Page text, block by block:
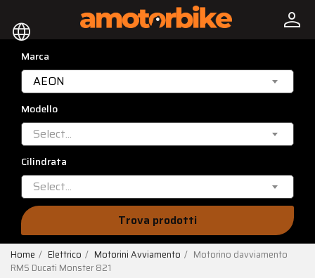
language person
Marca
AEON
Modello
Select...
Cilindrata
Select...
Trova prodotti
Home Elettrico Motorini Avviamento
Motorino davviamento
RMS Ducati Monster 821